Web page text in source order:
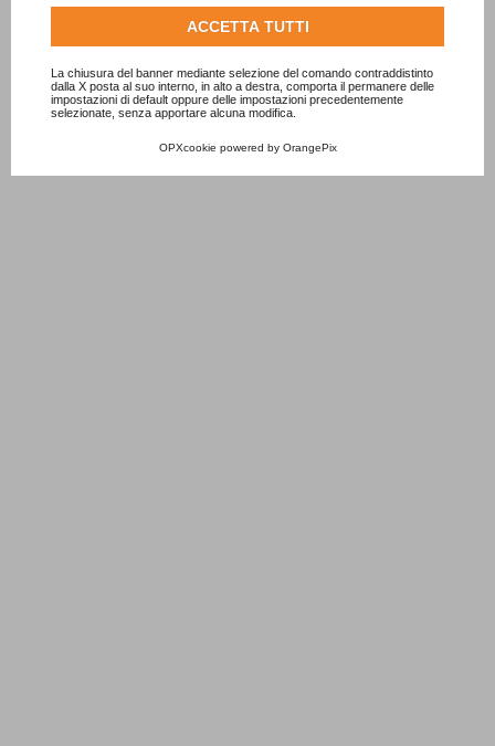
Consulta l'informativa cookie completa.
ACCETTA TUTTI
La chiusura del banner mediante selezione del comando contraddistinto
dalla X posta al suo interno, in alto a destra, comporta il permanere delle
impostazioni di default oppure delle impostazioni precedentemente
selezionate, senza apportare alcuna modifica.
OPXcookie powered by OrangePix
Mostrando 1 - 7 di 7 articoli